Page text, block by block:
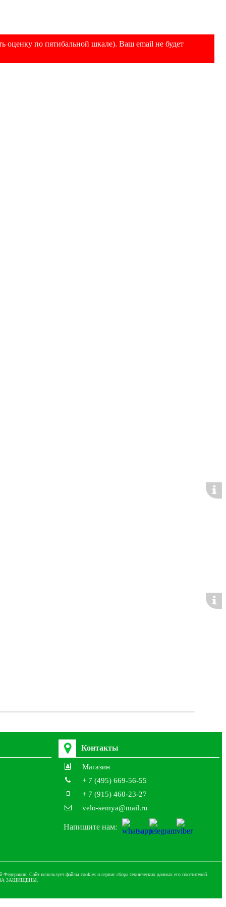
оценку по пятибальной шкале). Ваш email не будет
Контакты
Магазин
+ 7 (495) 669-56-55
+ 7 (915) 460-23-27
velo-semya@mail.ru
Напишите нам:
Сайт использует файлы cookies и сервис сбора технических данных его посетителей.
ЗАЩИЩЕНЫ.